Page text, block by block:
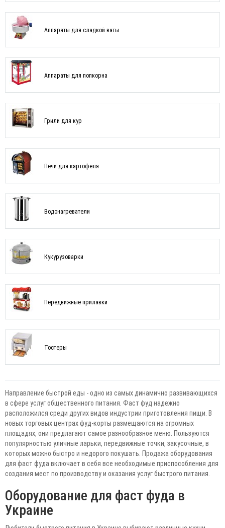
Аппараты для сладкой ваты
Аппараты для попкорна
Грили для кур
Печи для картофеля
Водонагреватели
Кукурузоварки
Передвижные прилавки
Тостеры
Направление быстрой еды - одно из самых динамично развивающихся
в сфере услуг общественного питания. Фаст фуд надежно
расположился среди других видов индустрии приготовления пищи. В
новых торговых центрах фуд-корты размещаются на огромных
площадях, они предлагают самое разнообразное меню. Пользуются
популярностью уличные ларьки, передвижные точки, закусочные, в
которых можно быстро и недорого покушать. Продажа оборудования
для фаст фуда включает в себя все необходимые приспособления для
создания мест по производству и оказания услуг быстрого питания.
Оборудование для фаст фуда в
Украине